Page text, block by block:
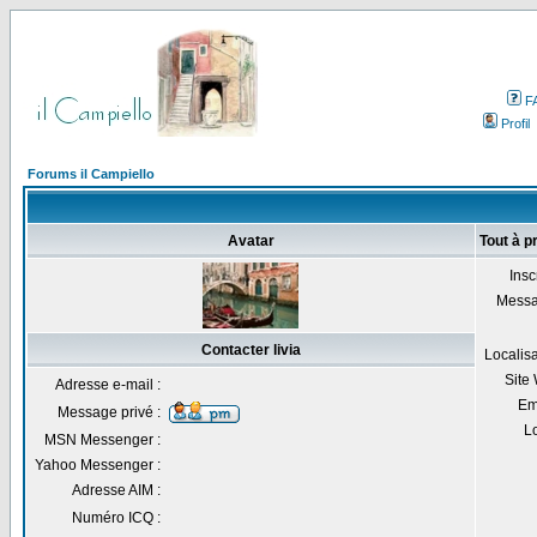
Profil
Forums il Campiello
Avatar Tout à
Site
Contacter livia
Adresse e-mail :
Message privé :
MSN Messenger :
Yahoo Messenger :
Adresse AIM :
Numéro ICQ :